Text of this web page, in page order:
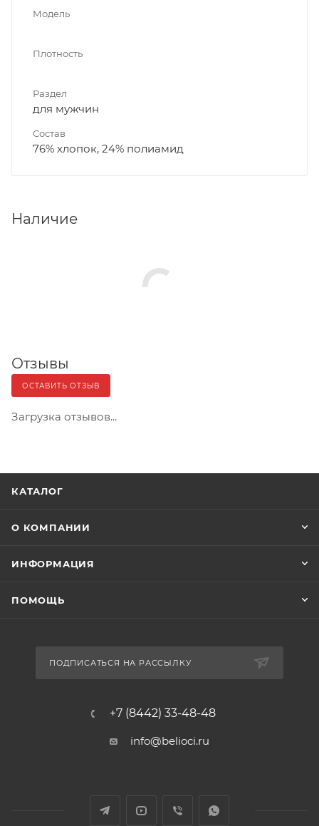
Модель
Плотность
Раздел
для мужчин
Состав
76% хлопок, 24% полиамид
Наличие
Отзывы
ОСТАВИТЬ ОТЗЫВ
Загрузка отзывов...
КАТАЛОГ
О КОМПАНИИ
ИНФОРМАЦИЯ
ПОМОЩЬ
ПОДПИСАТЬСЯ НА РАССЫЛКУ
+7 (8442) 33-48-48
info@belioci.ru